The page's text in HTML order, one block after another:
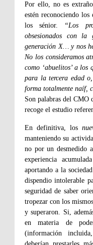
Por ello, no es
estén reconociendo
los sénior.
“Los
obsesionados con la
generación X… y nos
No los consideramos
como ‘abuelitos’ a los
para la tercera edad
forma totalmente naíf,
Son palabras del CMO
recoge el estudio
En definitiva, los
manteniendo su
no por un desmedido
experiencia
aportando a la
dispendio intolerable
seguridad de saber
tropezar con los
y superaron. Si,
en materia de
(información